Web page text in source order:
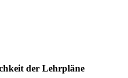
der Lehrpläne